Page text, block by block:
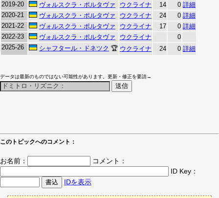
2019-20
ヴォルスクラ・ポルタヴァ ウクライナ 14 0 詳細
2020-21
ヴォルスクラ・ポルタヴァ ウクライナ 24 0 詳細
2021-22
ヴォルスクラ・ポルタヴァ ウクライナ 17 0 詳細
2022-23
ヴォルスクラ・ポルタヴァ ウクライナ
0
2025-26
シャフタール・ドネツク 🏆 ウクライナ 24 0 詳細
データは最新のものではない可能性があります。更新・修正を要請→
このトピックへのコメント：
お名前：
コメント：
ID Key：
IDを表示